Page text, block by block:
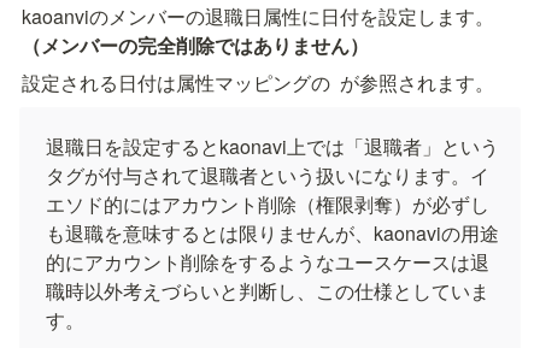
kaoanviのメンバーの退職日属性に日付を設定します。
（メンバーの完全削除ではありません）
設定される日付は属性マッピングの が参照されます。
退職日を設定するとkaonavi上では「退職者」という
タグが付与されて退職者という扱いになります。イ
エソド的にはアカウント削除（権限剥奪）が必ずし
も退職を意味するとは限りませんが、kaonaviの用途
的にアカウント削除をするようなユースケースは退
職時以外考えづらいと判断し、この仕様としていま
す。